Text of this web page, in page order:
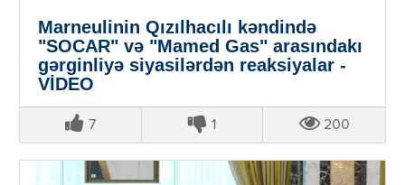
Marneulinin Qızılhacılı kəndində
"SOCAR" və "Mamed Gas" arasındakı
gərginliyə siyasilərdən reaksiyalar -
VİDEO
7 1 200